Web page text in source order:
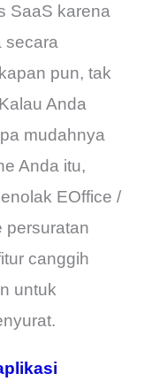
SaaS karena
secara
pun, tak
Anda
mudahnya
Anda itu,
EOffice /
persuratan
canggih
untuk